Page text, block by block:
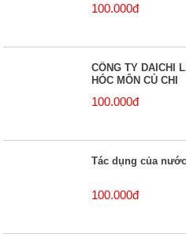
100.000đ
CÔNG TY DAICHI
HÓC MÔN CỦ CHI
100.000đ
Tác dụng của
100.000đ